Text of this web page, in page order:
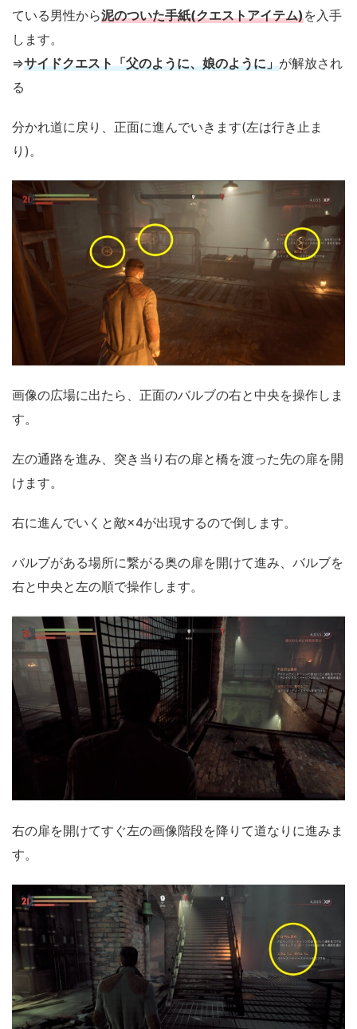
ている男性から泥のついた手紙(クエストアイテム)を入手
します。
⇒サイドクエスト「父のように、娘のように」が解放され
る
分かれ道に戻り、正面に進んでいきます(左は行き止ま
り)。
画像の広場に出たら、正面のバルブの右と中央を操作しま
す。
左の通路を進み、突き当り右の扉と橋を渡った先の扉を開
けます。
右に進んでいくと敵×4が出現するので倒します。
バルブがある場所に繋がる奥の扉を開けて進み、バルブを
右と中央と左の順で操作します。
右の扉を開けてすぐ左の画像階段を降りて道なりに進みま
す。